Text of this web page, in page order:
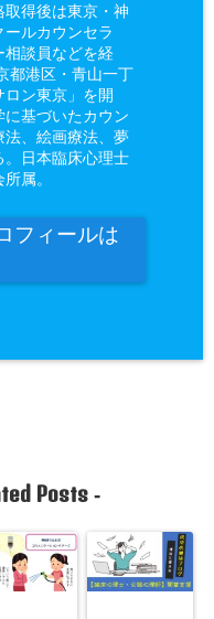
得後は東京・神
ルカウンセラ
相談員などを経
都港区・青山一丁
ロン東京」を開
基づいたカウン
法、絵画療法、夢
日本臨床心理士
属。
フィールは
Posts-